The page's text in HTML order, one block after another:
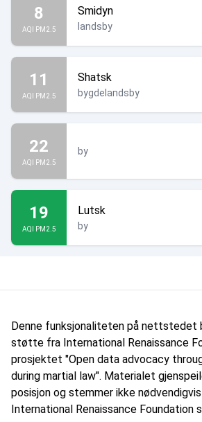
8
AQI PM2.5
Smidyn
landsby
11
AQI PM2.5
Shatsk
bygdelandsby
22
AQI PM2.5
by
19
AQI PM2.5
Lutsk
by
Denne funksjonaliteten på nettstedet
støtte fra International Renaissance
prosjektet "Open data advocacy
during martial law". Materialet
posisjon og stemmer ikke
International Renaissance Foundation